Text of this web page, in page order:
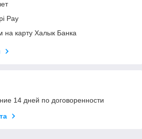
Pay
на карту Халык Банка
14 дней по договоренности